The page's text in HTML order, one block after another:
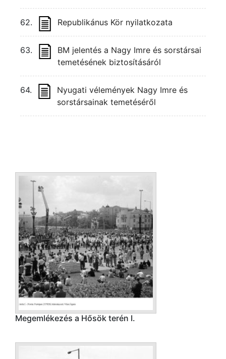
62. Republikánus Kör nyilatkozata
63.
BM jelentés a Nagy Imre és sorstársai
temetésének biztosításáról
64.
Nyugati vélemények Nagy Imre és
sorstársainak temetéséről
Megemlékezés a Hősök terén I.